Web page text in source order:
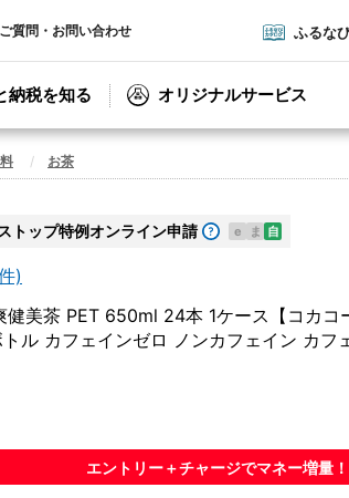
質問・お問い合わせ ふるな
納税を知る オリジナルサービス
お茶
トップ特例オンライン申請 e ま 自
)
美茶 PET 650ml 24本 1ケース【コカコ
ル カフェインゼロ ノンカフェイン カフ
エントリー＋チャージでマネー増量！